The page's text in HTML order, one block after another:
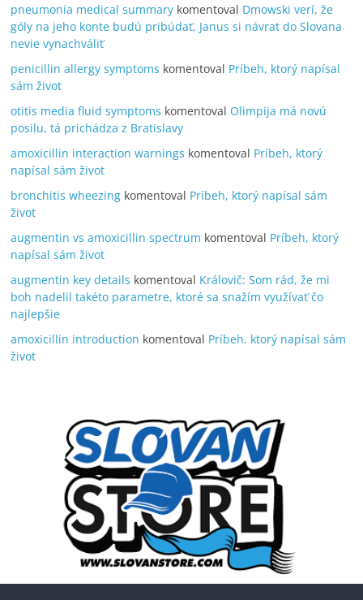
pneumonia medical summary komentoval Dmowski verí, že
góly na jeho konte budú pribúdať, Janus si návrat do Slovana
nevie vynachváliť
penicillin allergy symptoms komentoval Príbeh, ktorý napísal
sám život
otitis media fluid symptoms komentoval Olimpija má novú
posilu, tá prichádza z Bratislavy
amoxicillin interaction warnings komentoval Príbeh, ktorý
napísal sám život
bronchitis wheezing komentoval Príbeh, ktorý napísal sám
život
augmentin vs amoxicillin spectrum komentoval Príbeh, ktorý
napísal sám život
augmentin key details komentoval Královič: Som rád, že mi
boh nadelil takéto parametre, ktoré sa snažím využívať čo
najlepšie
amoxicillin introduction komentoval Príbeh, ktorý napísal sám
život